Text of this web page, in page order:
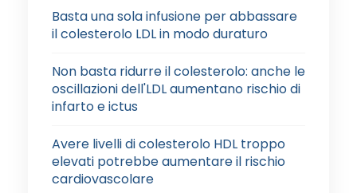
Basta una sola infusione per abbassare
il colesterolo LDL in modo duraturo
Non basta ridurre il colesterolo: anche le
oscillazioni dell'LDL aumentano rischio di
infarto e ictus
Avere livelli di colesterolo HDL troppo
elevati potrebbe aumentare il rischio
cardiovascolare